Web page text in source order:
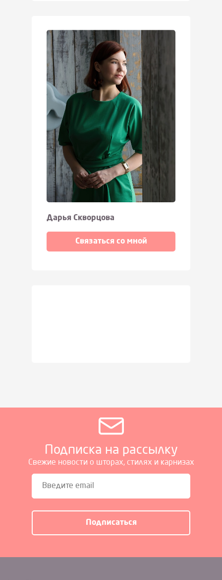
Дарья Скворцова
Связаться со мной
Подписка на рассылку
Свежие новости о шторах, стилях и карнизах